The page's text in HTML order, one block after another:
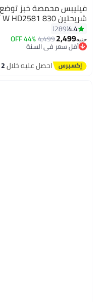
فيليبس محمصة خبز
شريحتين 830 W HD2581 أبيض
4.4
289
جنيه2,499
4,499
44% OFF
أقل سعر في السنة
توصيل مجاني
احصل عليه خلال12